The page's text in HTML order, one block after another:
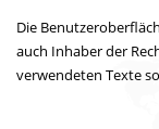
Die
auch Inhaber der
verwendeten Texte